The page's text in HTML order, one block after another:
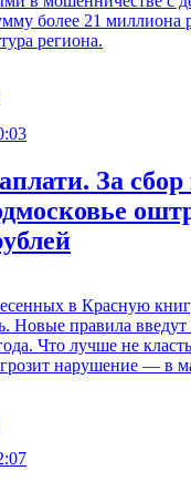
более 21 миллиона
региона.
За сбор
в Красную
Новые правила введут
Что лучше не
нарушение — в